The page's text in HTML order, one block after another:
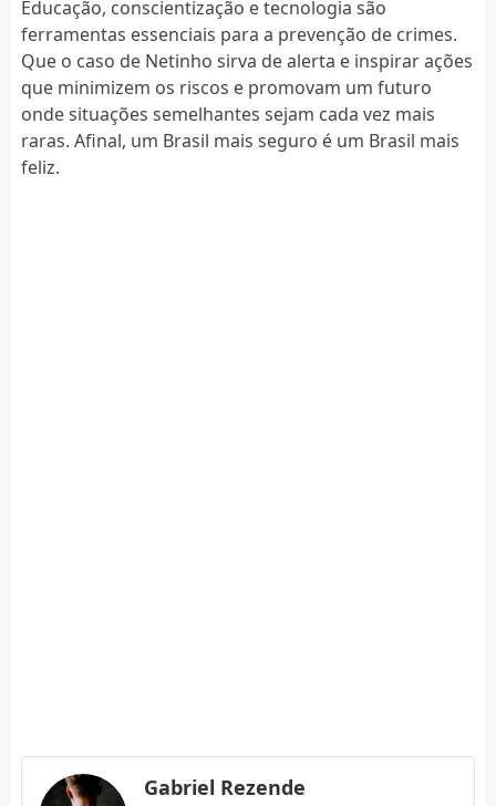
Educação, conscientização e tecnologia são
ferramentas essenciais para a prevenção de crimes.
Que o caso de Netinho sirva de alerta e inspirar ações
que minimizem os riscos e promovam um futuro
onde situações semelhantes sejam cada vez mais
raras. Afinal, um Brasil mais seguro é um Brasil mais
feliz.
Gabriel Rezende